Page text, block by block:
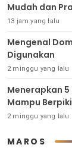
Mudah dan
13 jam yang lalu
Mengenal
Digunakan
2 minggu yang lalu
Menerapkan
Mampu
2 minggu yang lalu
MAROS